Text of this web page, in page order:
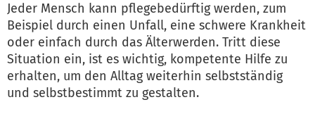
Jeder Mensch kann pflegebedürftig werden, zum
Beispiel durch einen Unfall, eine schwere Krankheit
oder einfach durch das Älterwerden. Tritt diese
Situation ein, ist es wichtig, kompetente Hilfe zu
erhalten, um den Alltag weiterhin selbstständig
und selbstbestimmt zu gestalten.